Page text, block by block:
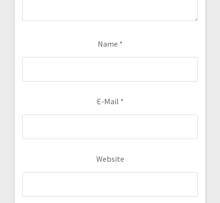
Name *
E-Mail *
Website